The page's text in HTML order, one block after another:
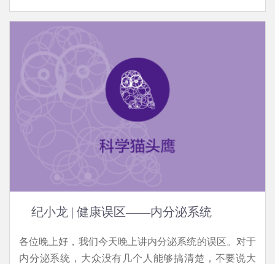
纪小龙 | 健康误区——内分泌系统
各位晚上好，我们今天晚上讲内分泌系统的误区。对于
内分泌系统，大众没有几个人能够搞清楚，不要说大